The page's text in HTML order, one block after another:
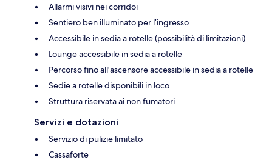
Allarmi visivi nei corridoi
Sentiero ben illuminato per l’ingresso
Accessibile in sedia a rotelle (possibilità di limitazioni)
Lounge accessibile in sedia a rotelle
Percorso fino all'ascensore accessibile in sedia a rotelle
Sedie a rotelle disponibili in loco
Struttura riservata ai non fumatori
Servizi e dotazioni
Servizio di pulizie limitato
Cassaforte